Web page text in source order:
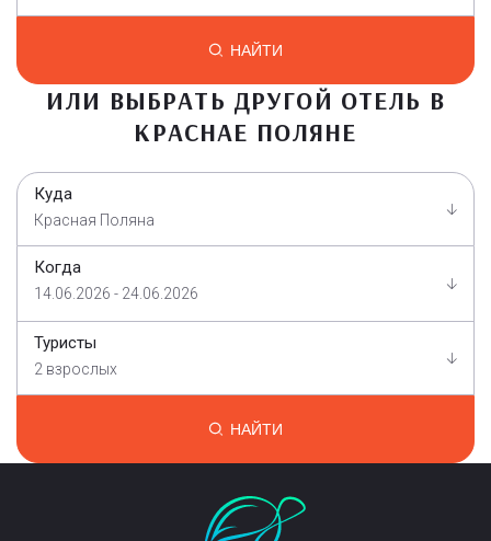
НАЙТИ
ИЛИ ВЫБРАТЬ ДРУГОЙ ОТЕЛЬ В
КРАСНАЕ ПОЛЯНЕ
Куда
Красная Поляна
Когда
14.06.2026 - 24.06.2026
Туристы
2 взрослых
НАЙТИ